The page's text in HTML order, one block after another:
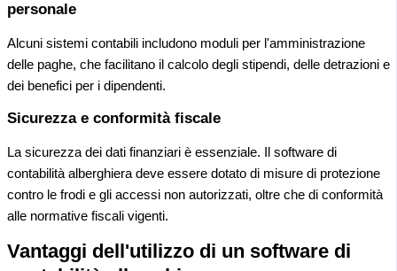
personale
Alcuni sistemi contabili includono moduli per l'amministrazione
delle paghe, che facilitano il calcolo degli stipendi, delle detrazioni e
dei benefici per i dipendenti.
Sicurezza e conformità fiscale
La sicurezza dei dati finanziari è essenziale. Il software di
contabilità alberghiera deve essere dotato di misure di protezione
contro le frodi e gli accessi non autorizzati, oltre che di conformità
alle normative fiscali vigenti.
Vantaggi dell'utilizzo di un software di